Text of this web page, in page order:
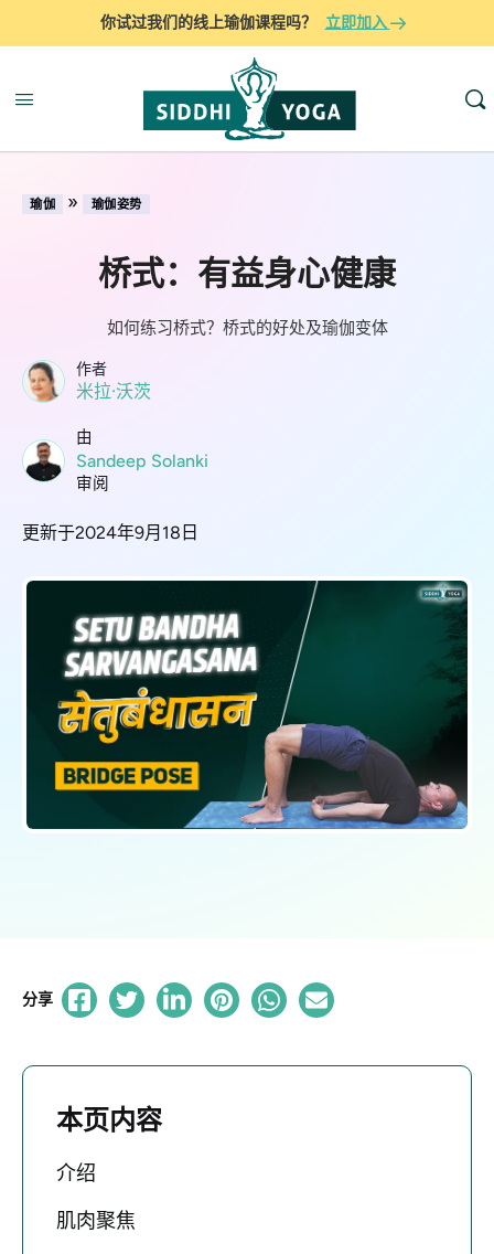
你试过我们的线上瑜伽课程吗？ 立即加入
瑜伽 » 瑜伽姿势
桥式：有益身心健康
如何练习桥式？桥式的好处及瑜伽变体
作者
米拉·沃茨
由
Sandeep Solanki
审阅
更新于2024年9月18日
分享
本页内容
介绍
肌肉聚焦